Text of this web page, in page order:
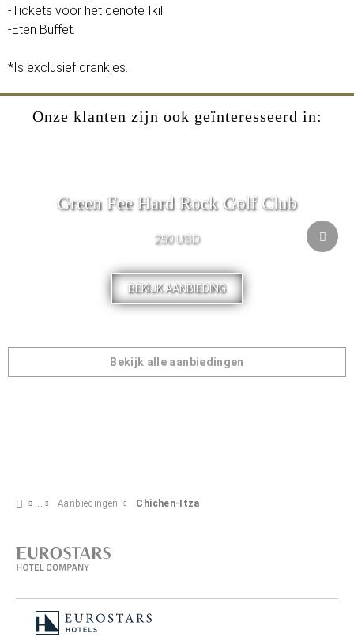
-Tickets voor het cenote Ikil.
-Eten Buffet.
*Is exclusief drankjes.
Onze klanten zijn ook geïnteresseerd in:
Green Fee Hard Rock Golf Club
250 USD
BEKIJK AANBIEDING
Bekijk alle aanbiedingen
Aanbiedingen Chichen-Itza